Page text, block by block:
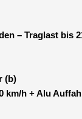
– Traglast bis
(b)
km/h + Alu